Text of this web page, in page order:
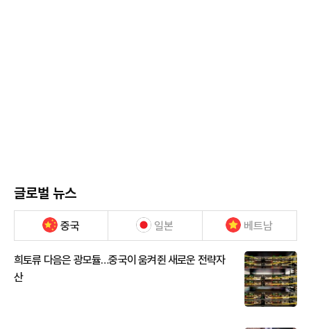
글로벌 뉴스
중국 일본 베트남
희토류 다음은 광모듈…중국이 움켜쥔 새로운 전략자
산